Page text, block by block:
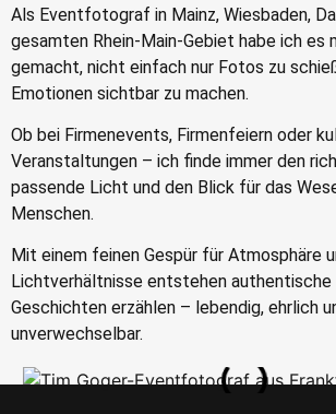
Als Eventfotograf in Mainz, Wiesbaden,
gesamten Rhein-Main-Gebiet habe ich es
gemacht, nicht einfach nur Fotos zu
Emotionen sichtbar zu machen.
Ob bei Firmenevents, Firmenfeiern oder
Veranstaltungen – ich finde immer den
passende Licht und den Blick für das
Menschen.
Mit einem feinen Gespür für Atmosphäre
Lichtverhältnisse entstehen
Geschichten erzählen – lebendig, ehrlich
unverwechselbar.